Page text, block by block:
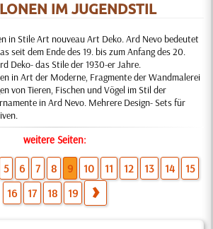
IM JUGENDSTIL
in Stile Art nouveau Art Deko. Ard Nevo bedeutet
seit dem Ende des 19. bis zum Anfang des 20.
Deko- das Stile der 1930-er Jahre.
in Art der Moderne, Fragmente der Wandmalerei
von Tieren, Fischen und Vögel im Stil der
in Ard Nevo. Mehrere Design- Sets für
weitere Seiten:
5 6 7 8 9 10 11 12 13 14
15
16
17 18 19